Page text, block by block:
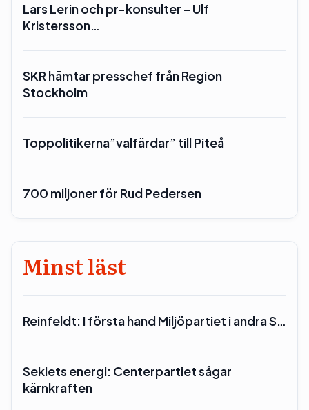
Lars Lerin och pr-konsulter – Ulf
Kristersson…
SKR hämtar presschef från Region
Stockholm
Toppolitikerna”valfärdar” till Piteå
700 miljoner för Rud Pedersen
Minst läst
Reinfeldt: I första hand Miljöpartiet i andra S…
Seklets energi: Centerpartiet sågar
kärnkraften